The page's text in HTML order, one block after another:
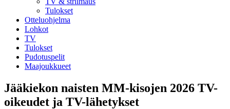
Tulokset
Otteluohjelma
Lohkot
TV
Tulokset
Pudotuspelit
Maajoukkueet
Jääkiekon naisten MM-kisojen 2026 TV-
oikeudet ja TV-lähetykset